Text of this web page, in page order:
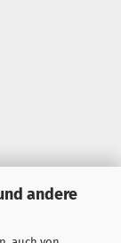
andere